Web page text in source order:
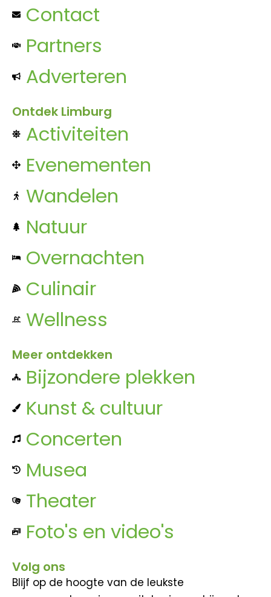
Contact
Partners
Adverteren
Ontdek Limburg
Activiteiten
Evenementen
Wandelen
Natuur
Overnachten
Culinair
Wellness
Meer ontdekken
Bijzondere plekken
Kunst & cultuur
Concerten
Musea
Theater
Foto's en video's
Volg ons
Blijf op de hoogte van de leukste